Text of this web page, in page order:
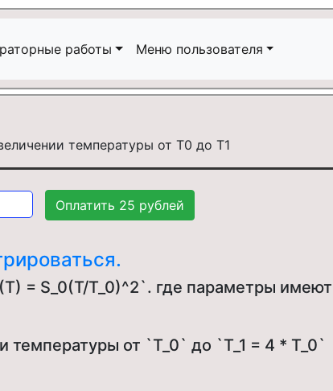
работы Меню пользователя
= S_0(T/T_0)^2`. где параметры
температуры от `T_0` до `T_1 = 4 * T_0`